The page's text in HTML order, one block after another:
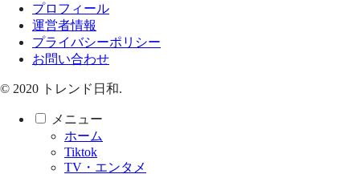
プロフィール
運営者情報
プライバシーポリシー
お問い合わせ
© 2020 トレンド日和.
メニュー
ホーム
Tiktok
TV・エンタメ